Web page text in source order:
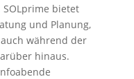
bietet
und Planung,
während der
hinaus.